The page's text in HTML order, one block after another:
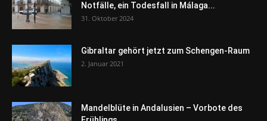
Notfälle, ein Todesfall in Málaga...
31. Oktober 2024
Gibraltar gehört jetzt zum Schengen-Raum
2. Januar 2021
Mandelblüte in Andalusien – Vorbote des